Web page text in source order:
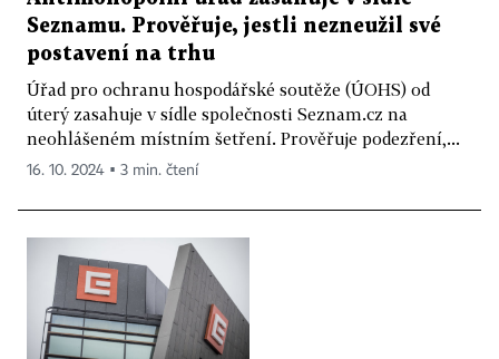
Seznamu. Prověřuje, jestli nezneužil své
postavení na trhu
Úřad pro ochranu hospodářské soutěže (ÚOHS) od
úterý zasahuje v sídle společnosti Seznam.cz na
neohlášeném místním šetření. Prověřuje podezření,...
16. 10. 2024 ▪ 3 min. čtení